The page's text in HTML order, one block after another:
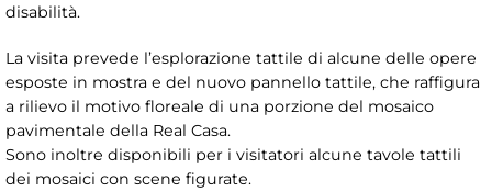
disabilità.
La visita prevede l’esplorazione tattile di alcune delle opere
esposte in mostra e del nuovo pannello tattile, che raffigura
a rilievo il motivo floreale di una porzione del mosaico
pavimentale della Real Casa.
Sono inoltre disponibili per i visitatori alcune tavole tattili
dei mosaici con scene figurate.